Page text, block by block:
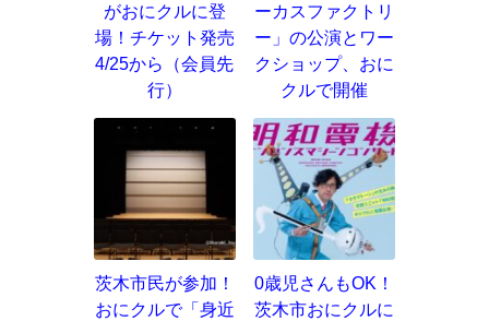
がおにクルに登
場！チケット発売
4/25から（会員先
行）
ーカスファクトリ
ー」の公演とワー
クショップ、おに
クルで開催
茨木市民が参加！
おにクルで「身近
0歳児さんもOK！
茨木市おにクルに